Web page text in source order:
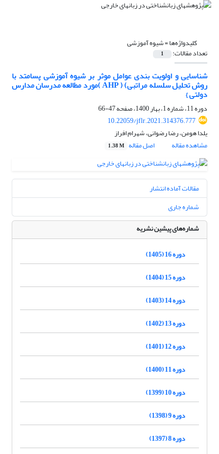
کلیدواژه‌ها =شیوه آموزشی
تعداد مقالات: 1
شناسایی و اولویت بندی عوامل موثر بر شیوه آموزشی پسامتد با
روش تحلیل سلسله مراتبی) ( AHP )مورد مطالعه مدرسان مدارس
دولتی }
دوره 11، شماره 1، بهار 1400، صفحه
47-66
10.22059/jflr.2021.314376.777
یلدا هومن، رضا رضوانی، شهرام افراز
مشاهده مقاله
اصل مقاله 1.38 M
مقالات آماده انتشار
شماره جاری
شماره‌های پیشین نشریه
دوره 16 (1405)
دوره 15 (1404)
دوره 14 (1403)
دوره 13 (1402)
دوره 12 (1401)
دوره 11 (1400)
دوره 10 (1399)
دوره 9 (1398)
دوره 8 (1397)